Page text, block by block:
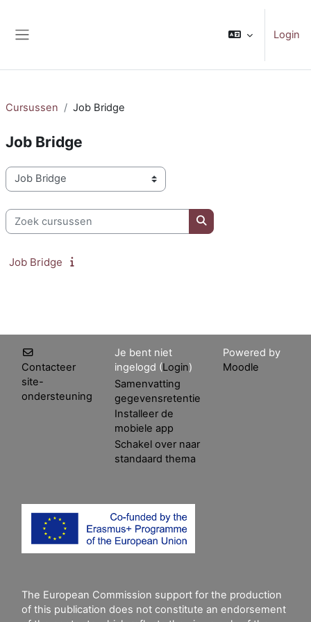
Login
Cursussen Job Bridge
Job Bridge
Cursuscategorieën
Zoek cursussen
Zoek cursussen
Job Bridge
Contacteer
site-
ondersteuning
Je bent niet
ingelogd (Login)
Samenvatting
gegevensretentie
Installeer de
mobiele app
Schakel over naar
standaard thema
Powered by
Moodle
The European Commission support for the production
of this publication does not constitute an endorsement